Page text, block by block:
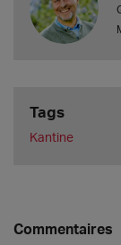
Tags
Kantine
Commentaires